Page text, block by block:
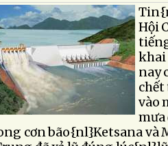
Hội
khai
nay
chết
vào
mưa
cơn bão{nl}Ketsana và